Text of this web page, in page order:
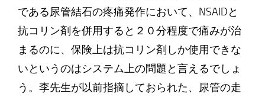
である尿管結石の疼痛発作において、NSAIDと
抗コリン剤を併用すると２０分程度で痛みが治
まるのに、保険上は抗コリン剤しか使用できな
いというのはシステム上の問題と言えるでしょ
う。李先生が以前指摘しておられた、尿管の走